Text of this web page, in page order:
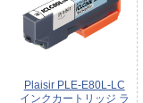
Plaisir PLE-E80L-LC
インクカートリッジ ラ